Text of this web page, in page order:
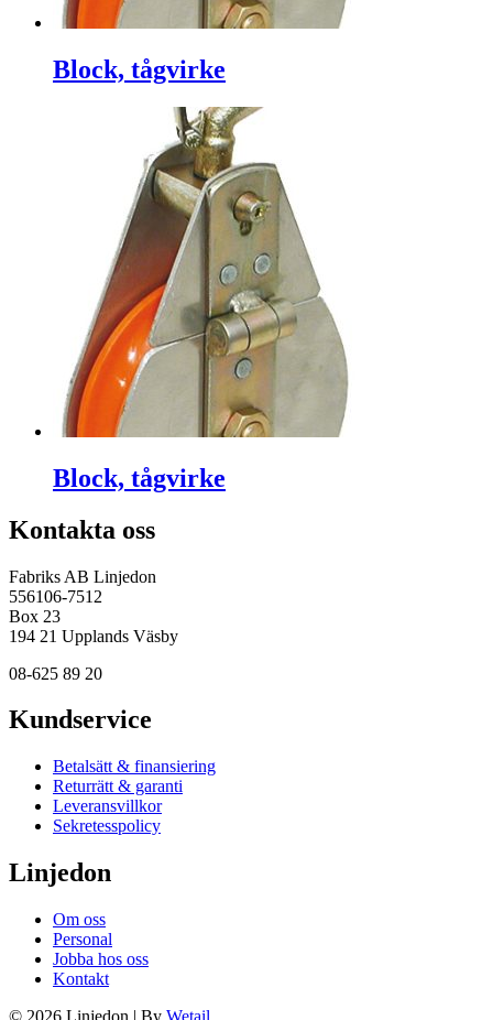
Block, tågvirke
Block, tågvirke
Kontakta oss
Fabriks AB Linjedon
556106-7512
Box 23
194 21 Upplands Väsby
08-625 89 20
Kundservice
Betalsätt & finansiering
Returrätt & garanti
Leveransvillkor
Sekretesspolicy
Linjedon
Om oss
Personal
Jobba hos oss
Kontakt